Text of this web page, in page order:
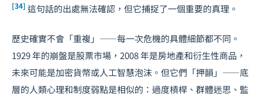
[34] 這句話的出處無法確認，但它捕捉了一個重要的真理。
歷史確實不會「重複」——每一次危機的具體細節都不同。
1929 年的崩盤是股票市場，2008 年是房地產和衍生性商品，
未來可能是加密貨幣或人工智慧泡沫。但它們「押韻」——底
層的人類心理和制度弱點是相似的：過度槓桿、群體迷思、監